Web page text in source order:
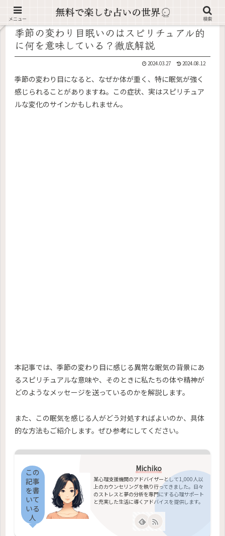
記事内に広告が含まれています。
季節の変わり目眠いのはスピリチュアル的
に何を意味している？徹底解説
2024.03.27 2024.08.12
季節の変わり目になると、なぜか体が重く、特に眠気が強く
感じられることがありますね。この症状、実はスピリチュア
ルな変化のサインかもしれません。
本記事では、季節の変わり目に感じる異常な眠気の背景にあ
るスピリチュアルな意味や、そのときに私たちの体や精神が
どのようなメッセージを送っているのかを解説します。
また、この眠気を感じる人がどう対処すればよいのか、具体
的な方法もご紹介します。ぜひ参考にしてください。
この
記事
を書
いて
いる
人
Michiko
某心理支援機関のアドバイザーとして1,000人以
上のカウンセリングを執り行ってきました。日々
のストレスと夢の分析を専門にする心理サポート
と充実した生活に導くアドバイスを提供します。
メニュー 検索